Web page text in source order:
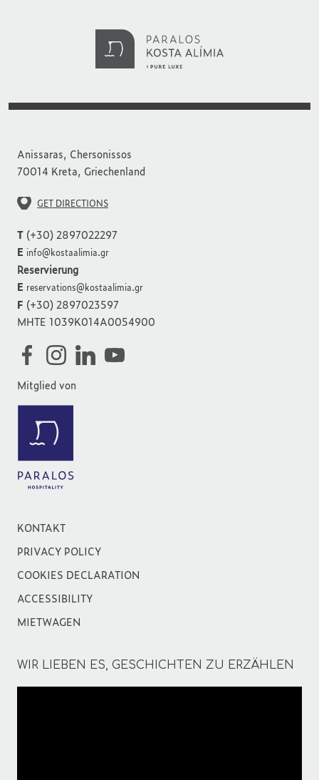
Anissaras, Chersonissos
70014 Kreta, Griechenland
GET DIRECTIONS
T (+30) 2897022297
E info@kostaalimia.gr
Reservierung
E reservations@kostaalimia.gr
F (+30) 2897023597
MHTE 1039K014A0054900
Mitglied von
KONTAKT
PRIVACY POLICY
COOKIES DECLARATION
ACCESSIBILITY
MIETWAGEN
WIR LIEBEN ES, GESCHICHTEN ZU ERZÄHLEN